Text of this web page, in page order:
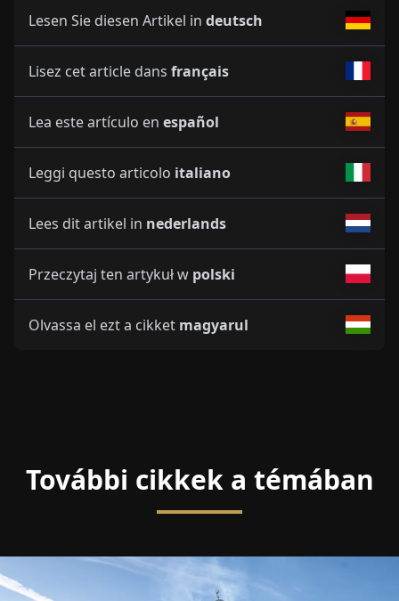
Lesen Sie diesen Artikel in deutsch
Lisez cet article dans français
Lea este artículo en español
Leggi questo articolo italiano
Lees dit artikel in nederlands
Przeczytaj ten artykuł w polski
Olvassa el ezt a cikket magyarul
További cikkek a témában